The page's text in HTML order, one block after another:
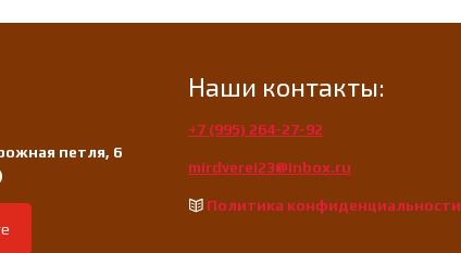
петля, 6
Наши контакты:
+7 (995) 264-27-92
mirdverei23@inbox.ru
Политика конфиденциальности